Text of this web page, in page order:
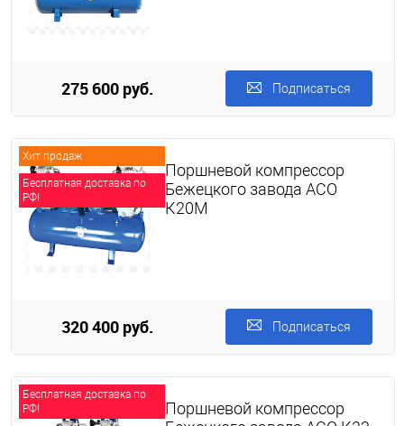
275 600 руб. Подписаться
Хит продаж
Бесплатная доставка по
РФ!
Поршневой компрессор
Бежецкого завода АСО
К20М
320 400 руб. Подписаться
Бесплатная доставка по
РФ!
Поршневой компрессор